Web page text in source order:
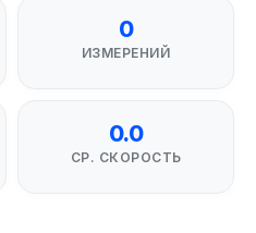
0
ИЗМЕРЕНИЙ
0.0
СР. СКОРОСТЬ